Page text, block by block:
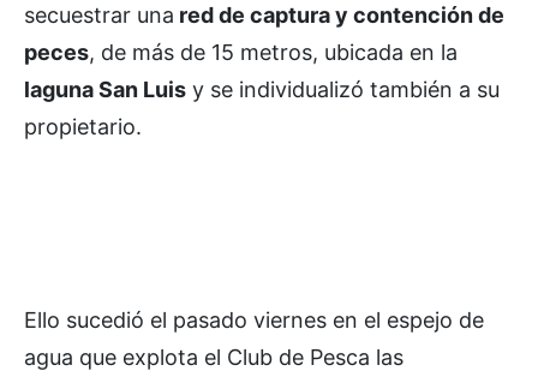
secuestrar una red de captura y contención de
peces, de más de 15 metros, ubicada en la
laguna San Luis y se individualizó también a su
propietario.
Ello sucedió el pasado viernes en el espejo de
agua que explota el Club de Pesca las